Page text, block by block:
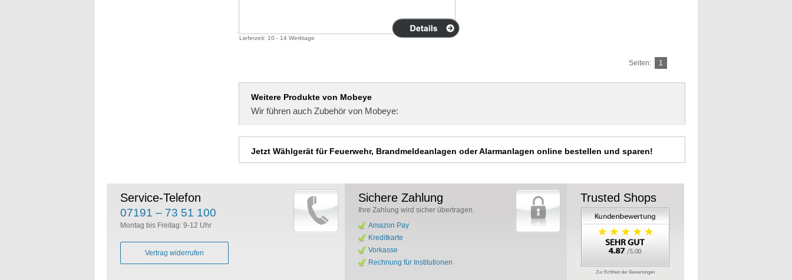
Lieferzeit: 10 - 14 Werktage
Seiten: 1
Weitere Produkte von Mobeye
Wir führen auch Zubehör von Mobeye:
Jetzt Wählgerät für Feuerwehr, Brandmeldeanlagen oder Alarmanlagen online bestellen und sparen!
Service-Telefon
07191 – 73 51 100
Montag bis Freitag: 9-12 Uhr
Vertrag widerrufen
Sichere Zahlung
Ihre Zahlung wird sicher übertragen.
Amazon Pay
Kreditkarte
Vorkasse
Rechnung für Institutionen
Trusted Shops
Zur Echtheit der Bewertungen